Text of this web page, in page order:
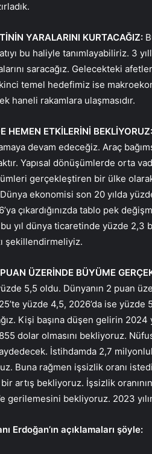
YARALARINI KURTACAĞIZ:
bu haliyle tanımlayabiliriz. 3
saracağız. Gelecekteki
temel hedefimiz ise
haneli rakamlara ulaşmasıdır.
HEMEN ETKİLERİNİ BEKLİYORUZ:
devam edeceğiz. Araç
Yapısal dönüşümlerde orta
gerçekleştiren bir ülke
ekonomisi son 20 yılda
çıkardığınızda tablo pek
yıl dünya ticaretinde yüzde 2,3
şekillendirmeliyiz.
ÜZERİNDE BÜYÜME
5,5 oldu. Dünyanın 2 puan
yüzde 4,5, 2026’da ise
Kişi başına düşen gelirin 2024
dolar olmasını bekliyoruz.
İstihdamda 2,7
Buna rağmen işsizlik oranı
bir artış bekliyoruz. İşsizlik
gerilemesini bekliyoruz. 2023
Erdoğan’ın açıklamaları şöyle: